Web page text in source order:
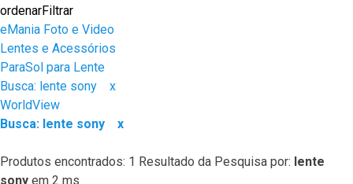
ordenarFiltrar
eMania Foto e Video
Lentes e Acessórios
ParaSol para Lente
Busca: lente sony
x
WorldView
Busca: lente sony
x
Produtos encontrados: 1 Resultado da Pesquisa por: lente
sony em 2 ms